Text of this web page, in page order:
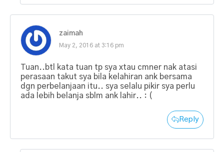
zaimah
May 2, 2016 at 3:16 pm
Tuan..btl kata tuan tp sya xtau cmner nak atasi
perasaan takut sya bila kelahiran ank bersama
dgn perbelanjaan itu.. sya selalu pikir sya perlu
ada lebih belanja sblm ank lahir.. : (
Reply